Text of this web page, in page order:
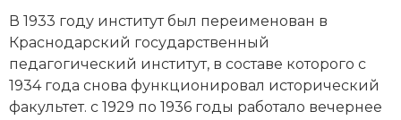
В 1933 году институт был переименован в
Краснодарский государственный
педагогический институт, в составе которого с
1934 года снова функционировал исторический
факультет. с 1929 по 1936 годы работало вечернее